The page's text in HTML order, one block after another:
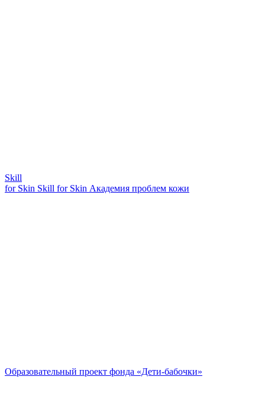
Skill
for Skin Skill for Skin Академия проблем кожи
Образовательный проект фонда «Дети-бабочки»